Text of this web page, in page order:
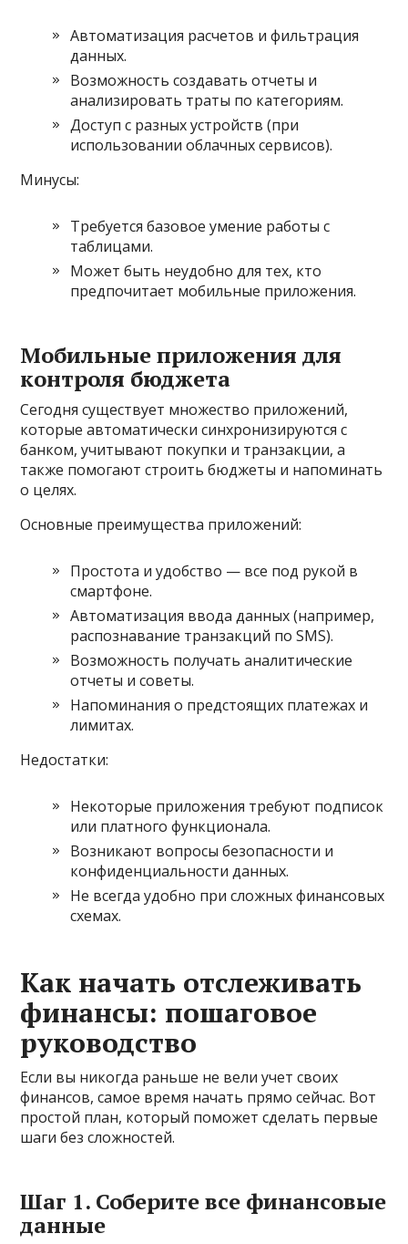
Автоматизация расчетов и фильтрация
данных.
Возможность создавать отчеты и
анализировать траты по категориям.
Доступ с разных устройств (при
использовании облачных сервисов).
Минусы:
Требуется базовое умение работы с
таблицами.
Может быть неудобно для тех, кто
предпочитает мобильные приложения.
Мобильные приложения для
контроля бюджета
Сегодня существует множество приложений,
которые автоматически синхронизируются с
банком, учитывают покупки и транзакции, а
также помогают строить бюджеты и напоминать
о целях.
Основные преимущества приложений:
Простота и удобство — все под рукой в
смартфоне.
Автоматизация ввода данных (например,
распознавание транзакций по SMS).
Возможность получать аналитические
отчеты и советы.
Напоминания о предстоящих платежах и
лимитах.
Недостатки:
Некоторые приложения требуют подписок
или платного функционала.
Возникают вопросы безопасности и
конфиденциальности данных.
Не всегда удобно при сложных финансовых
схемах.
Как начать отслеживать
финансы: пошаговое
руководство
Если вы никогда раньше не вели учет своих
финансов, самое время начать прямо сейчас. Вот
простой план, который поможет сделать первые
шаги без сложностей.
Шаг 1. Соберите все финансовые
данные